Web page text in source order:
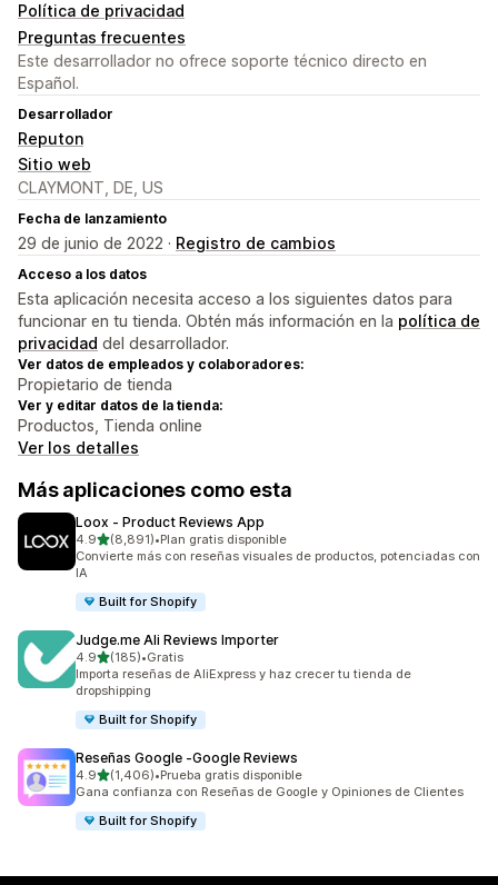
Política de privacidad
Preguntas frecuentes
Este desarrollador no ofrece soporte técnico directo en
Español.
Desarrollador
Reputon
Sitio web
CLAYMONT, DE, US
Fecha de lanzamiento
29 de junio de 2022 · Registro de cambios
Acceso a los datos
Esta aplicación necesita acceso a los siguientes datos para
funcionar en tu tienda. Obtén más información en la política de
privacidad del desarrollador.
Ver datos de empleados y colaboradores:
Propietario de tienda
Ver y editar datos de la tienda:
Productos, Tienda online
Ver los detalles
Más aplicaciones como esta
Loox ‑ Product Reviews App
4.9de 5 estrellas
(8,891)
8891 reseñas en total
•Plan gratis disponible
Convierte más con reseñas visuales de productos, potenciadas con
IA
Built for Shopify
Judge.me Ali Reviews Importer
4.9de 5 estrellas
(185)
185 reseñas en total
•Gratis
Importa reseñas de AliExpress y haz crecer tu tienda de
dropshipping
Built for Shopify
Reseñas Google ‑Google Reviews
4.9de 5 estrellas
(1,406)
1406 reseñas en total
•Prueba gratis disponible
Gana confianza con Reseñas de Google y Opiniones de Clientes
Built for Shopify